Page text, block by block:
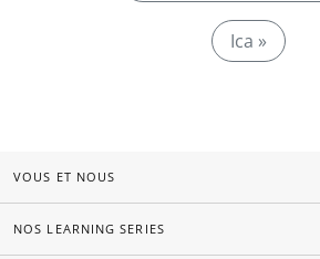
Ica »
VOUS ET NOUS
NOS LEARNING SERIES